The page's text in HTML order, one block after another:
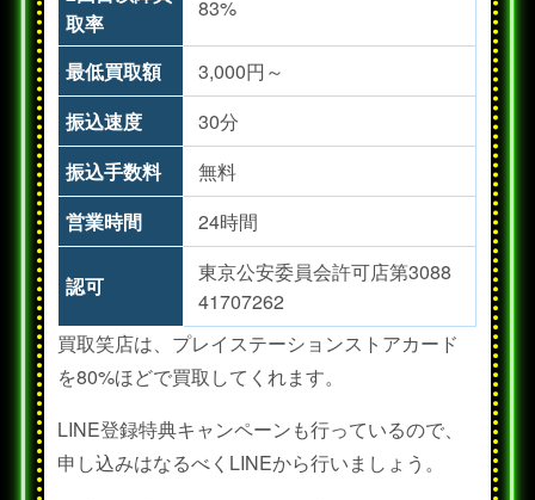
取率
83%
最低買取額
3,000円～
振込速度
30分
振込手数料
無料
営業時間
24時間
認可
東京公安委員会許可店第3088
41707262
買取笑店は、プレイステーションストアカード
を80%ほどで買取してくれます。
LINE登録特典キャンペーンも行っているので、
申し込みはなるべくLINEから行いましょう。